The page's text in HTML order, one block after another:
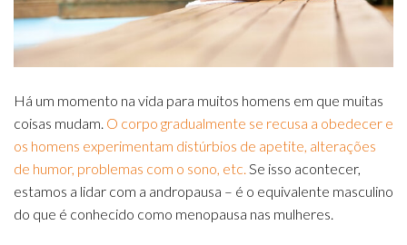
Há um momento na vida para muitos homens em que muitas
coisas mudam. O corpo gradualmente se recusa a obedecer e
os homens experimentam distúrbios de apetite, alterações
de humor, problemas com o sono, etc. Se isso acontecer,
estamos a lidar com a andropausa – é o equivalente masculino
do que é conhecido como menopausa nas mulheres.